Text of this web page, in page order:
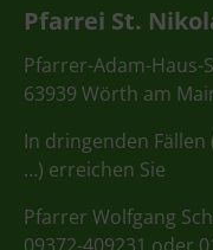
Pfarrei St.
Pfarrer-Adam-Haus-
63939 Wörth am
In dringenden
…) erreichen Sie
Pfarrer Wolfgang
09372-409231 oder